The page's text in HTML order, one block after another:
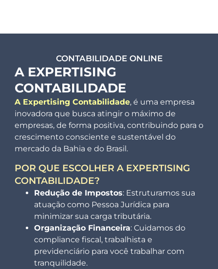
CONTABILIDADE ONLINE
A EXPERTISING
CONTABILIDADE
A Expertising Contabilidade, é uma empresa
inovadora que busca atingir o máximo de
empresas, de forma positiva, contribuindo para o
crescimento consciente e sustentável do
mercado da Bahia e do Brasil.
POR QUE ESCOLHER A EXPERTISING
CONTABILIDADE?
Redução de Impostos: Estruturamos sua
atuação como Pessoa Jurídica para
minimizar sua carga tributária.
Organização Financeira: Cuidamos do
compliance fiscal, trabalhista e
previdenciário para você trabalhar com
tranquilidade.